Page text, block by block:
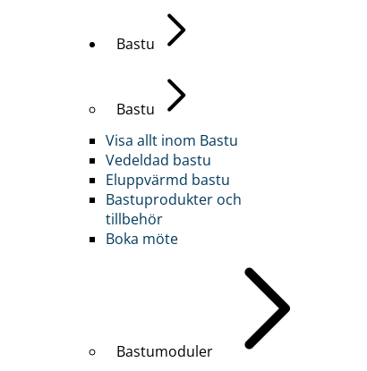
Bastu
Bastu
Visa allt inom Bastu
Vedeldad bastu
Eluppvärmd bastu
Bastuprodukter och
tillbehör
Boka möte
Bastumoduler